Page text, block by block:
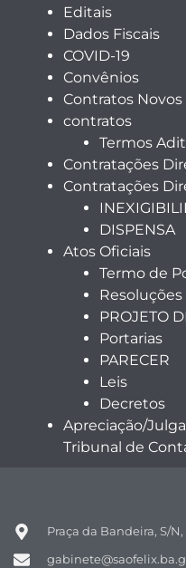
Editais
Dados Fiscais
COVID-19
Convênios
Contratos Novos
contratos
Termos
Contratações
Contratações
DISPENSA
Atos Oficiais
Termo de
Resoluções
PROJETO
Portarias
PARECER
Leis
Decretos
Apreciação/
Tribunal de
Praça da Bandeira, S/